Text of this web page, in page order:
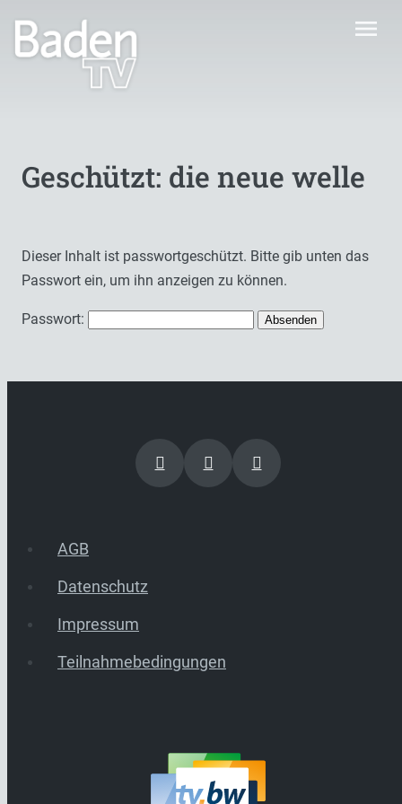
menu
Geschützt: die neue welle
Dieser Inhalt ist passwortgeschützt. Bitte gib unten das
Passwort ein, um ihn anzeigen zu können.
Passwort:
AGB
Datenschutz
Impressum
Teilnahmebedingungen